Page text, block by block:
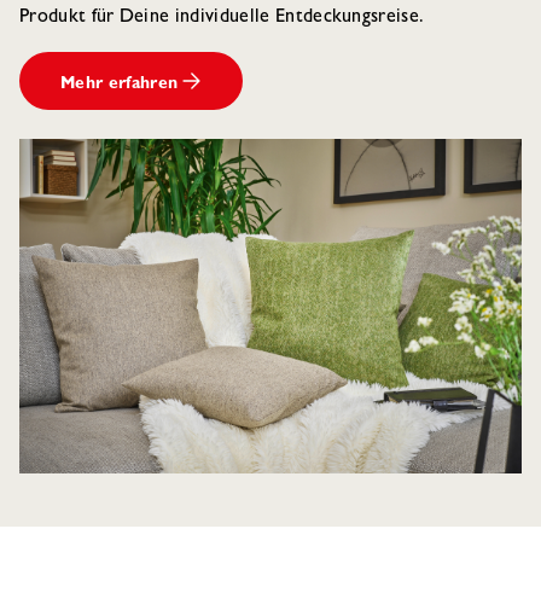
Produkt für Deine individuelle Entdeckungsreise.
Mehr erfahren